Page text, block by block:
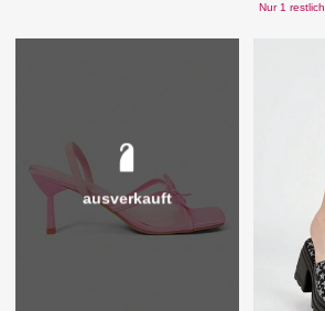
Nur 1 restlich
ausverkauft